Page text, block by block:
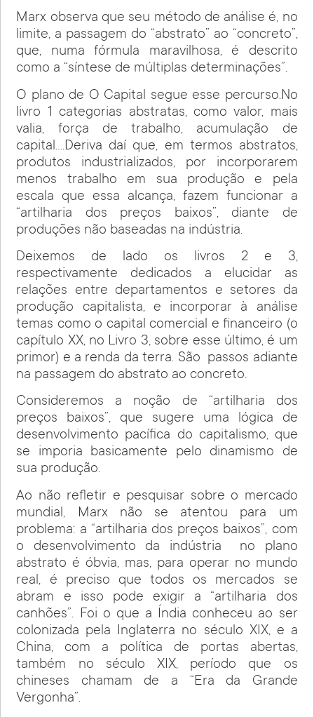
Marx observa que seu método de análise é, no
limite, a passagem do “abstrato” ao “concreto”,
que, numa fórmula maravilhosa, é descrito
como a “síntese de múltiplas determinações”.
O plano de O Capital segue esse percurso.No
livro 1 categorias abstratas, como valor, mais
valia, força de trabalho, acumulação de
capital….Deriva daí que, em termos abstratos,
produtos industrializados, por incorporarem
menos trabalho em sua produção e pela
escala que essa alcança, fazem funcionar a
“artilharia dos preços baixos”, diante de
produções não baseadas na indústria.
Deixemos de lado os livros 2 e 3,
respectivamente dedicados a elucidar as
relações entre departamentos e setores da
produção capitalista, e incorporar à análise
temas como o capital comercial e financeiro (o
capítulo XX, no Livro 3, sobre esse último, é um
primor) e a renda da terra. São passos adiante
na passagem do abstrato ao concreto.
Consideremos a noção de “artilharia dos
preços baixos”, que sugere uma lógica de
desenvolvimento pacífica do capitalismo, que
se imporia basicamente pelo dinamismo de
sua produção.
Ao não refletir e pesquisar sobre o mercado
mundial, Marx não se atentou para um
problema: a “artilharia dos preços baixos”, com
o desenvolvimento da indústria
no plano
abstrato é óbvia, mas, para operar no mundo
real, é preciso que todos os mercados se
abram e isso pode exigir a “artilharia dos
canhões”. Foi o que a Índia conheceu ao ser
colonizada pela Inglaterra no século XIX, e a
China, com a política de portas abertas,
também no século XIX, período que os
chineses chamam de a “Era da Grande
Vergonha”.